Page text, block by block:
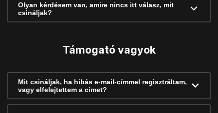
Olyan kérdésem van, amire nincs itt válasz, mit
csináljak?
Támogató vagyok
Mit csináljak, ha hibás e-mail-címmel regisztráltam,
vagy elfelejtettem a címet?